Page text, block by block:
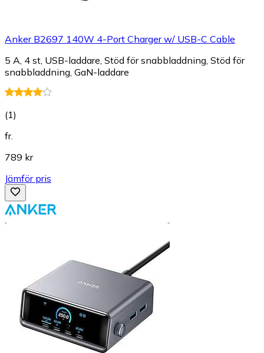
Anker B2697 140W 4-Port Charger w/ USB-C Cable
5 A, 4 st, USB-laddare, Stöd för snabbladdning, Stöd för
snabbladdning, GaN-laddare
(1)
fr.
789 kr
Jämför pris